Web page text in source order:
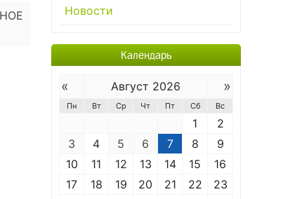
Новости
Календарь
« Август 2026 »
Пн Вт Ср Чт Пт Сб Вс
1
2
3
4 5 6 7 8
9
10
11 12 13 14 15
16
17
18 19 20 21 22
23